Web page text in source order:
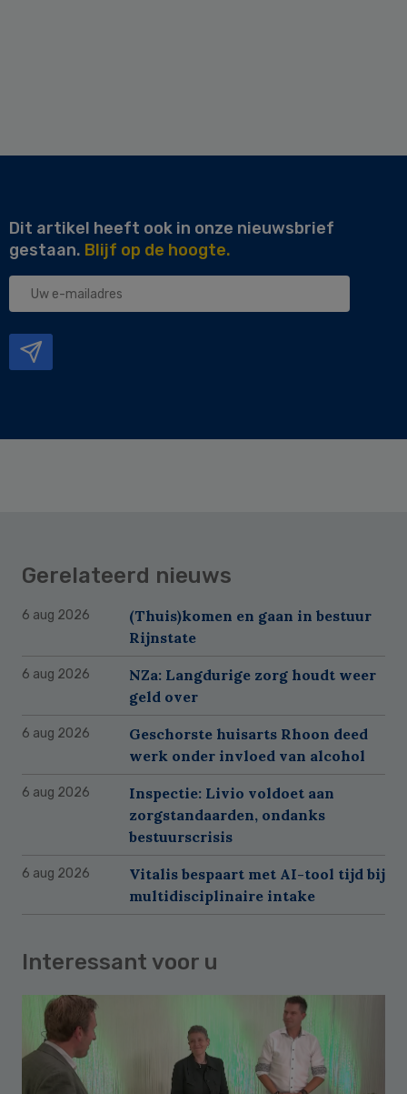
Dit artikel heeft ook in onze nieuwsbrief
gestaan. Blijf op de hoogte.
Uw
Gerelateerd nieuws
6 aug 2026
(Thuis)komen en gaan in bestuur
Rijnstate
6 aug 2026
NZa: Langdurige zorg houdt weer
geld over
6 aug 2026
Geschorste huisarts Rhoon deed
werk onder invloed van alcohol
6 aug 2026
Inspectie: Livio voldoet aan
zorgstandaarden, ondanks
bestuurscrisis
6 aug 2026
Vitalis bespaart met AI-tool tijd bij
multidisciplinaire intake
Interessant voor u